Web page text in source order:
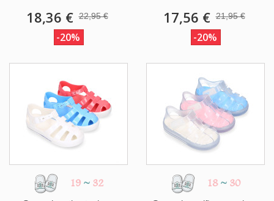
18,36 € 22,95 €
-20%
17,56 € 21,95 €
-20%
19 ~ 32 18 ~ 30